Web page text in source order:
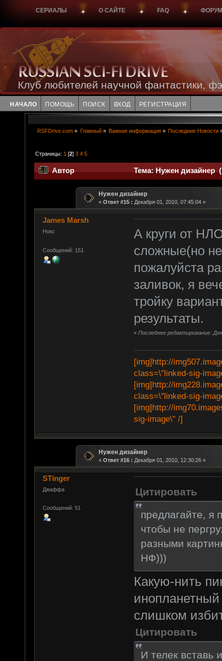
СЕРИАЛЫ О САЙТЕ FAQ ФОРУМ
Клуб любителей научной фантастики,
НАЧАЛО ПОМОЩЬ ПОИСК ВХОД РЕГИСТРАЦИЯ
RSFDrive.com » Главный» Важная информация» Последние Новости
Страницы:1 [2]3 4 5
Автор Тема: Нужен дизайнер
Нужен дизайнер
« Ответ #15 : Декабря 01, 2010, 07:45:04 »
James Marsh
Нокс
Сообщений: 151
А круги от
сложные(но
пожалуйста
заливок, я
тройку
результаты.
« Последнее редактирование:
[img]http://
class=\"linked-sig-
[img]http://
class=\"linked-sig-
[img]http://
sig-image\" /]
Нужен дизайнер
« Ответ #16 : Декабря 01, 2010, 12:30:26 »
STinger
Джаффа
Сообщений: 51
Цитировать
предлагайте, я
чтобы не
разными
НФ)))
Какую-нить
инопланетный
слишком
Цитировать
И телек вставь